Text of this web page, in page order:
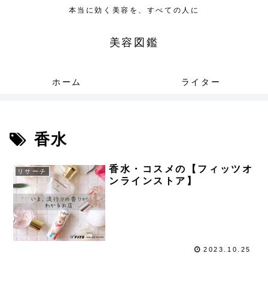
本当に効く美容を、すべての人に
美容図鑑
ホーム ライター
香水
リサーチ
香水・コスメの【フィッツオ
ンラインストア】
2023.10.25